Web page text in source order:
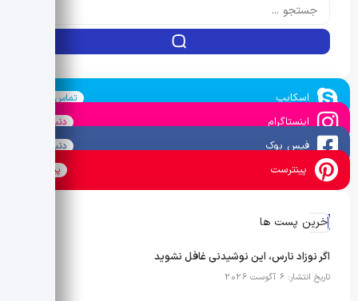
اسکایپ تماس بگیرید
اینستاگرام دنبال کنید
فیس بوک دنبال کنید
پینترست پین کنید
آخرین پست ها
اگر نوزاد نارس، این نوشیدنی غافل نشوید
تاریخ انتشار: 6 آگوست 2026